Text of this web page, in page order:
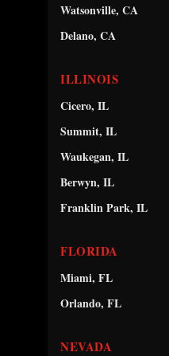
Watsonville, CA
Delano, CA
ILLINOIS
Cicero, IL
Summit, IL
Waukegan, IL
Berwyn, IL
Franklin Park, IL
FLORIDA
Miami, FL
Orlando, FL
NEVADA